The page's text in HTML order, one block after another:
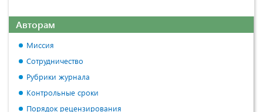
Авторам
Миссия
Сотрудничество
Рубрики журнала
Контрольные сроки
Порядок рецензирования